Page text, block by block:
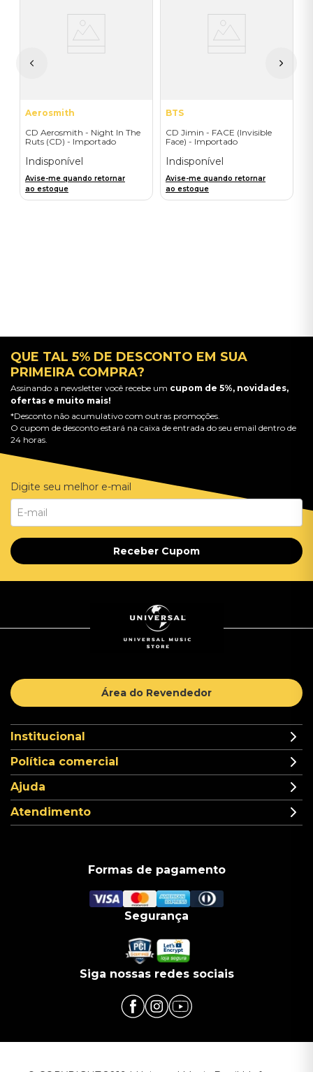
Aerosmith
CD Aerosmith - Night In The
Ruts (CD) - Importado
Indisponível
Avise-me quando retornar
ao estoque
BTS
CD Jimin - FACE (Invisible
Face) - Importado
Indisponível
Avise-me quando retornar
ao estoque
QUE TAL 5% DE DESCONTO EM SUA
PRIMEIRA COMPRA?
Assinando a newsletter você recebe um cupom de 5%, novidades,
ofertas e muito mais!
*Desconto não acumulativo com outras promoções.
O cupom de desconto estará na caixa de entrada do seu email dentro de
24 horas.
Digite seu melhor e-mail
Receber Cupom
Área do Revendedor
Institucional
Política comercial
Ajuda
Atendimento
Formas de pagamento
Segurança
Siga nossas redes sociais